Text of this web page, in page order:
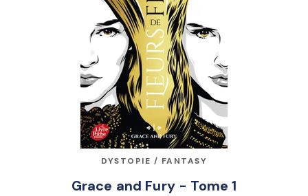
DYSTOPIE / FANTASY
Grace and Fury - Tome 1